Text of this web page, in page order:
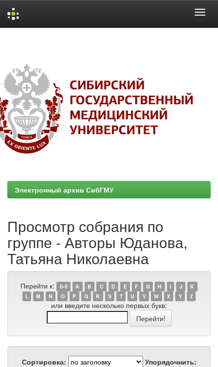
Электронный архив СибГМУ
Просмотр собрания по
группе - Авторы Юданова,
Татьяна Николаевна
Перейти к: 0-9 A B C D E F G H I J
K
L
M N O P Q R S T U V W X Y Z
или введите несколько первых букв:
Сортировка:
Упорядочнить: